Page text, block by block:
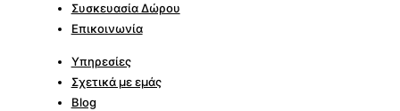
Συσκευασία Δώρου
Επικοινωνία
Υπηρεσίες
Σχετικά με εμάς
Blog